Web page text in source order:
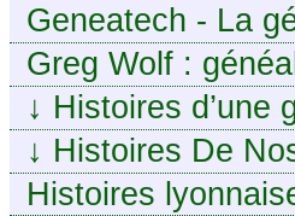
Geneatech - La
numérique à
Greg Wolf :
↓ Histoires d’une
Léonarde
↓ Histoires De
Blog de
Histoires